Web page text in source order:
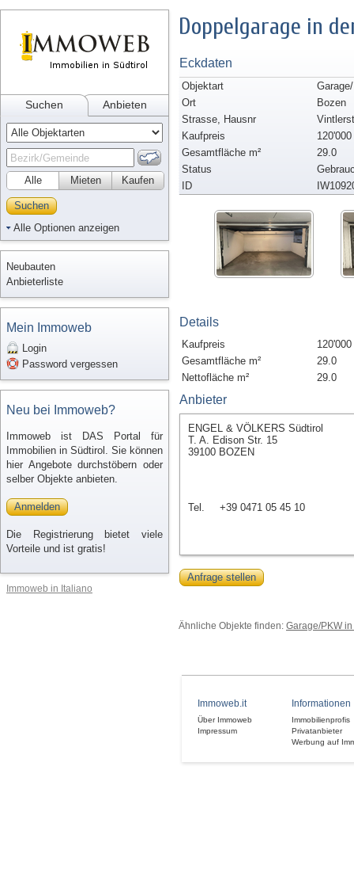
Suchen Anbieten
Alle Kaufen
Mieten
Suchen
Alle Optionen anzeigen
Neubauten
Anbieterliste
Mein Immoweb
Login
Password vergessen
Neu bei Immoweb?
Immoweb ist DAS Portal für
Immobilien in Südtirol. Sie können
hier Angebote durchstöbern oder
selber Objekte anbieten.
Anmelden
Die Registrierung bietet viele
Vorteile und ist gratis!
Immoweb in Italiano
Doppelgarage in
Eckdaten
Objektart
Ort
Bozen
Strasse, Hausnr
Kaufpreis
120'000
Gesamtfläche m²
29.0
Status
ID
Details
Kaufpreis
120'000
Gesamtfläche m²
29.0
Nettofläche m²
29.0
Anbieter
ENGEL & VÖLKERS Südtirol
T. A. Edison Str. 15
39100 BOZEN
Tel. +39 0471 05 45 10
Anfrage stellen
Ähnliche Objekte finden: Garage/PKW
Immoweb.it
Über Immoweb
Impressum
Informationen
Immobilienprofis
Privatanbieter
Werbung auf